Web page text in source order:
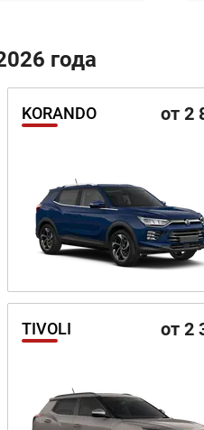
года
KORANDO от 2
TIVOLI от 2